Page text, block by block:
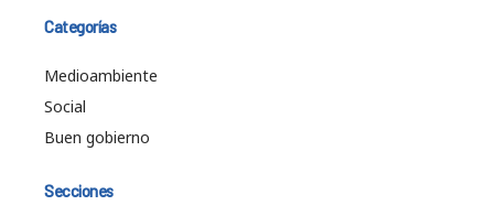
Categorías
Medioambiente
Social
Buen gobierno
Secciones